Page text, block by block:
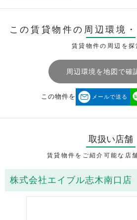
この賃貸物件の周辺環境・
賃貸物件の周辺を探
周辺環境を地図で確
この物件を メールで送る
取扱い店舗
賃貸物件をご紹介可能な店
株式会社エイブル志木南口店